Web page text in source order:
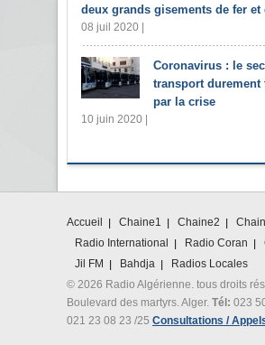
deux grands gisements de fer et
08 juil 2020 |
Coronavirus : le
transport durement
par la crise
10 juin 2020 |
Accueil Chaine1 Chaine2
Radio International
Radio Coran
Jil FM
Bahdja
Radios Locales
© 2026 Radio Algérienne. tous droits
Boulevard des martyrs. Alger. Tél: 023
021 23 08 23 /25 Consultations /